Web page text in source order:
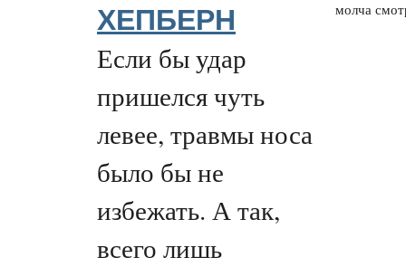
ХЕПБЕРН
Если бы удар
пришелся чуть
левее, травмы носа
было бы не
избежать. А так,
всего лишь
молча